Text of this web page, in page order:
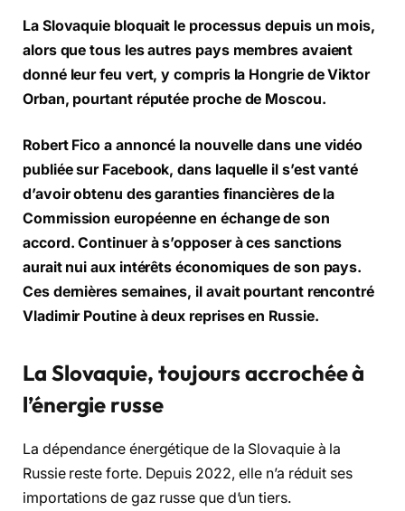
La Slovaquie bloquait le processus depuis un mois,
alors que tous les autres pays membres avaient
donné leur feu vert, y compris la Hongrie de Viktor
Orban, pourtant réputée proche de Moscou.
Robert Fico a annoncé la nouvelle dans une vidéo
publiée sur Facebook, dans laquelle il s’est vanté
d’avoir obtenu des garanties financières de la
Commission européenne en échange de son
accord. Continuer à s’opposer à ces sanctions
aurait nui aux intérêts économiques de son pays.
Ces dernières semaines, il avait pourtant rencontré
Vladimir Poutine à deux reprises en Russie.
La Slovaquie, toujours accrochée à
l’énergie russe
La dépendance énergétique de la Slovaquie à la
Russie reste forte. Depuis 2022, elle n’a réduit ses
importations de gaz russe que d’un tiers.